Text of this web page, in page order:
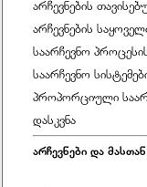
არჩევნების
არჩევნების
საარჩევნო
საარჩევნო
პროპორციული
დასკვნა
არჩევნები და